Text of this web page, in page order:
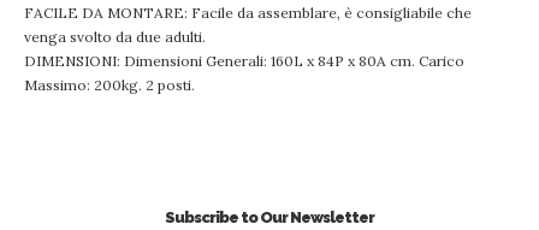
FACILE DA MONTARE: Facile da assemblare, è consigliabile che
venga svolto da due adulti.
DIMENSIONI: Dimensioni Generali: 160L x 84P x 80A cm. Carico
Massimo: 200kg. 2 posti.
Subscribe to Our Newsletter